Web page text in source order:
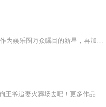
稳定日更5集，不定期爆更，AI主播良心又迷人，订阅追更不迷路！ 【内容简介】 作为娱乐圈万众瞩目的新星，再加上绝不一般的背景，方燃的演艺事业可以说是如日中天。 可谁曾想，这位人见人爱的方大少爷在遇到夏晨轩这个“竞争对手”后，事事倒霉也就算...
穿越女神偷VS腹黑狗王爷 世界第一盗神穿越啦!从此左手掐白莲，右手虐绿茶，让狗王爷追妻火葬场去吧！更多作品 同作者破千万播放完结小说《顽劣小毒妃》欢迎收听===点击跳转 同男女主演绎现代言情甜宠《当爱情遇上科学家》===点击跳转玄幻穿越鬼马小说《至...